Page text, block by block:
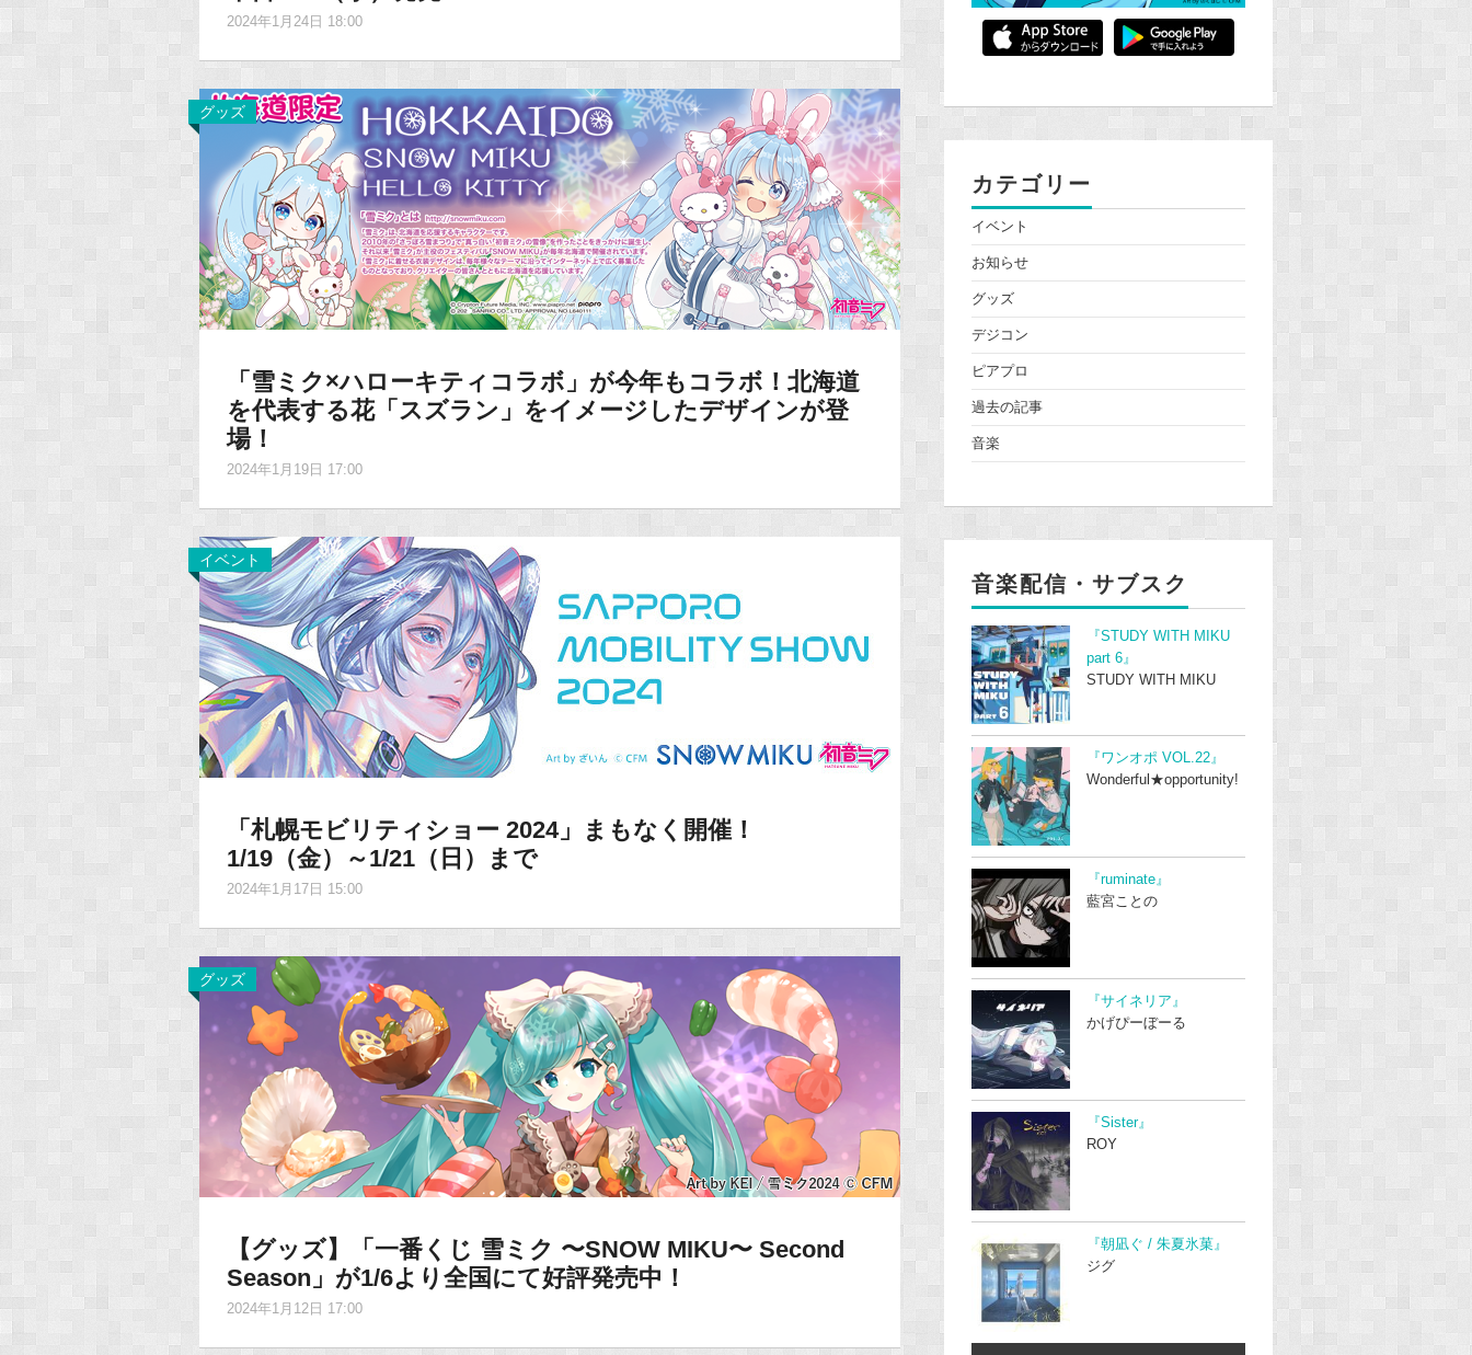
2024年1月24日 18:00
グッズ
「雪ミク×ハローキティコラボ」が今年もコラボ！北海道
を代表する花「スズラン」をイメージしたデザインが登
場！
2024年1月19日 17:00
イベント
「札幌モビリティショー 2024」まもなく開催！
1/19（金）～1/21（日）まで
2024年1月17日 15:00
グッズ
【グッズ】「⼀番くじ 雪ミク 〜SNOW MIKU〜 Second
Season」が1/6より全国にて好評発売中！
2024年1月12日 17:00
カテゴリー
イベント
お知らせ
グッズ
デジコン
ピアプロ
過去の記事
音楽
音楽配信・サブスク
『STUDY WITH MIKU
part 6』
STUDY WITH MIKU
『ワンオポ VOL.22』
Wonderful★opportunity!
『ruminate』
藍宮ことの
『サイネリア』
かげぴーぼーる
『Sister』
ROY
『朝凪ぐ / 朱夏氷菓』
ジグ